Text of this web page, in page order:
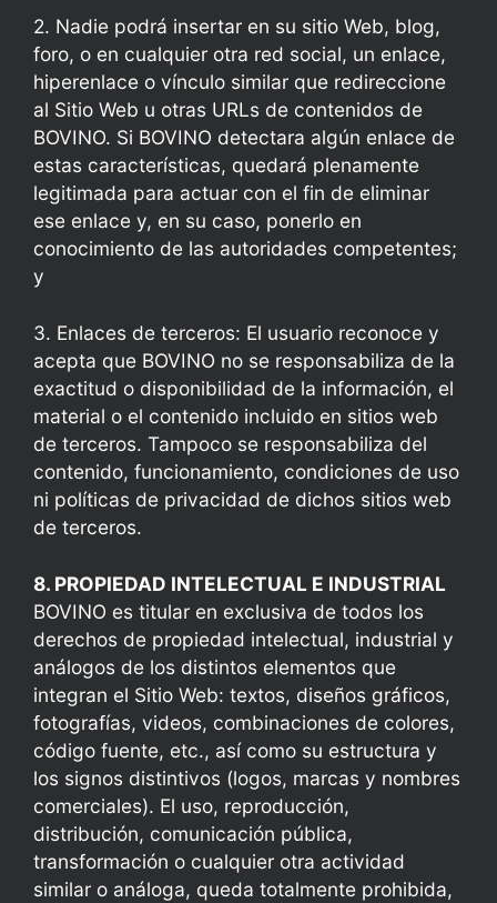
2. Nadie podrá insertar en su sitio Web, blog,
foro, o en cualquier otra red social, un enlace,
hiperenlace o vínculo similar que redireccione
al Sitio Web u otras URLs de contenidos de
BOVINO. Si BOVINO detectara algún enlace de
estas características, quedará plenamente
legitimada para actuar con el fin de eliminar
ese enlace y, en su caso, ponerlo en
conocimiento de las autoridades competentes;
y
3. Enlaces de terceros: El usuario reconoce y
acepta que BOVINO no se responsabiliza de la
exactitud o disponibilidad de la información, el
material o el contenido incluido en sitios web
de terceros. Tampoco se responsabiliza del
contenido, funcionamiento, condiciones de uso
ni políticas de privacidad de dichos sitios web
de terceros.
8. PROPIEDAD INTELECTUAL E INDUSTRIAL
BOVINO es titular en exclusiva de todos los
derechos de propiedad intelectual, industrial y
análogos de los distintos elementos que
integran el Sitio Web: textos, diseños gráficos,
fotografías, videos, combinaciones de colores,
código fuente, etc., así como su estructura y
los signos distintivos (logos, marcas y nombres
comerciales). El uso, reproducción,
distribución, comunicación pública,
transformación o cualquier otra actividad
similar o análoga, queda totalmente prohibida,